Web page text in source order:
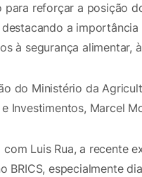
para reforçar a posição
a
à segurança alimentar,
do Ministério da
Investimentos, Marcel
com Luis Rua, a recente
BRICS, especialmente